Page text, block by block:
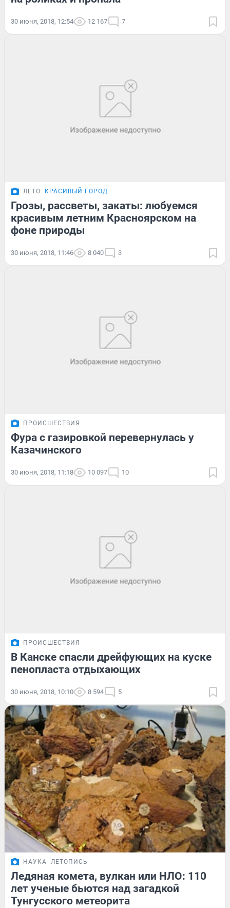
30 июня, 2018, 12:54 12 167 7
ЛЕТО КРАСИВЫЙ ГОРОД
Грозы, рассветы, закаты: любуемся
красивым летним Красноярском на
фоне природы
30 июня, 2018, 11:46 8 040 3
ПРОИСШЕСТВИЯ
Фура с газировкой перевернулась у
Казачинского
30 июня, 2018, 11:18 10 097 10
ПРОИСШЕСТВИЯ
В Канске спасли дрейфующих на куске
пенопласта отдыхающих
30 июня, 2018, 10:10 8 594 5
НАУКА ЛЕТОПИСЬ
Ледяная комета, вулкан или НЛО: 110
лет ученые бьются над загадкой
Тунгусского метеорита